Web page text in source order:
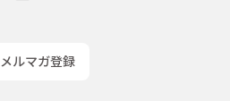
メルマガ登録